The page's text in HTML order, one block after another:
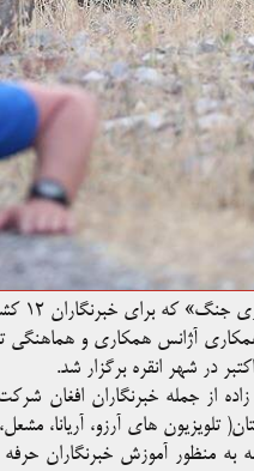
از جمله افغانستان در ترکیه برگزار شده بود، به پایان رسید.
همکاری آژانس همکاری و هماهنگی
تلویزیون های آرزو، آریانا،
به منظور آموزش خبرنگاران